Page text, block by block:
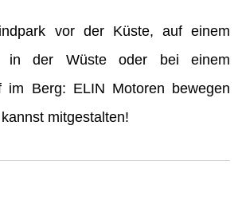
vor der Küste, auf einem
in der Wüste oder bei einem
im Berg: ELIN Motoren bewegen
mitgestalten!